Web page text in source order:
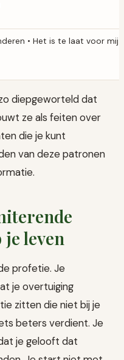
• Het is te laat voor mij
diepgeworteld dat
ze als feiten over
die je kunt
van deze patronen
leven
profetie. Je
je overtuiging
zitten die niet bij je
beters verdient. Je
je gelooft dat